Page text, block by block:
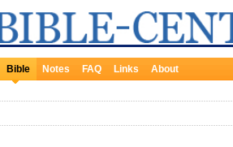
Bible Notes FAQ Links About